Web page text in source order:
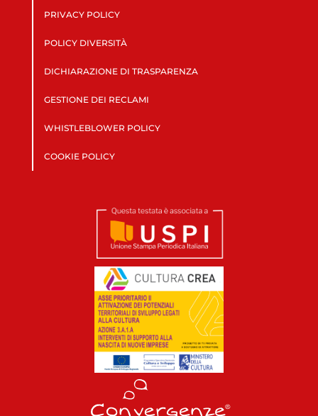
PRIVACY POLICY
POLICY DIVERSITÀ
DICHIARAZIONE DI TRASPARENZA
GESTIONE DEI RECLAMI
WHISTLEBLOWER POLICY
COOKIE POLICY